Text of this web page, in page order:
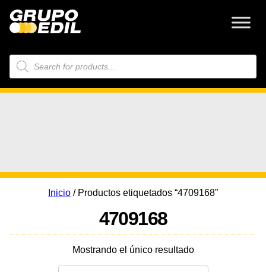
Búsqueda
de
productos
Inicio / Productos etiquetados “4709168”
4709168
Mostrando el único resultado